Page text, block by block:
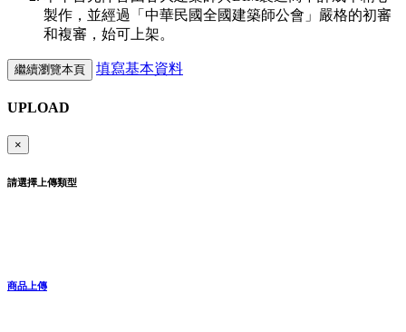
製作，並經過「中華民國全國建築師公會」嚴格的初審
和複審，始可上架。
繼續瀏覽本頁 填寫基本資料
UPLOAD
×
請選擇上傳類型
商品上傳